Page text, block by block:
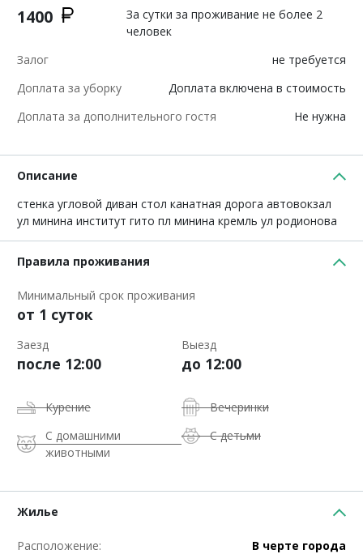
1400
За сутки за проживание не более 2
человек
Залог
не требуется
Доплата за уборку
Доплата включена в стоимость
Доплата за дополнительного гостя
Не нужна
Описание
стенка угловой диван стол канатная дорога автовокзал
ул минина институт гито пл минина кремль ул родионова
Правила проживания
Минимальный срок проживания
от 1 суток
Заезд
после 12:00
Выезд
до 12:00
Курение
Вечеринки
С домашними
животными
С детьми
Жилье
Расположение:
В черте города